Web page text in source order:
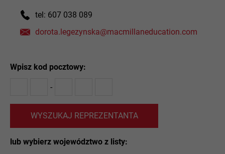
Wpisz kod pocztowy:
-
WYSZUKAJ REPREZENTANTA
lub wybierz województwo z listy:
tel: 607 038 089
dorota.legezynska@macmillaneducation.com